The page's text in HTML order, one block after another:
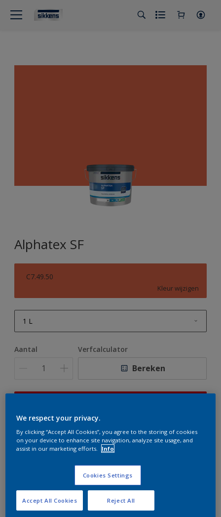
Alphatex SF
C7.49.50
Kleur wijzigen
1 L
10 L
Aantal Verfcalculator
Bereken
te bestellen. Houd de website in de gaten, we werken
er hard aan om de voorraad aan te vullen.
Boodschappenlijst
We respect your privacy.
By clicking “Accept All Cookies”, you agree to the storing of cookies
on your device to enhance site navigation, analyze site usage, and
assist in our marketing efforts.
Info
Cookies Settings
Reject All
Accept All Cookies